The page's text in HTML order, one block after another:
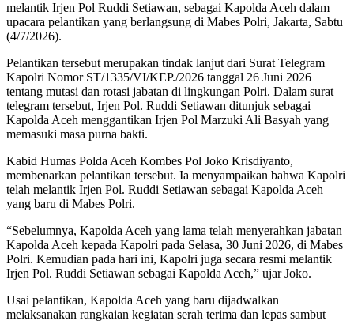
melantik Irjen Pol Ruddi Setiawan, sebagai Kapolda Aceh dalam
upacara pelantikan yang berlangsung di Mabes Polri, Jakarta, Sabtu
(4/7/2026).
Pelantikan tersebut merupakan tindak lanjut dari Surat Telegram
Kapolri Nomor ST/1335/VI/KEP./2026 tanggal 26 Juni 2026
tentang mutasi dan rotasi jabatan di lingkungan Polri. Dalam surat
telegram tersebut, Irjen Pol. Ruddi Setiawan ditunjuk sebagai
Kapolda Aceh menggantikan Irjen Pol Marzuki Ali Basyah yang
memasuki masa purna bakti.
Kabid Humas Polda Aceh Kombes Pol Joko Krisdiyanto,
membenarkan pelantikan tersebut. Ia menyampaikan bahwa Kapolri
telah melantik Irjen Pol. Ruddi Setiawan sebagai Kapolda Aceh
yang baru di Mabes Polri.
“Sebelumnya, Kapolda Aceh yang lama telah menyerahkan jabatan
Kapolda Aceh kepada Kapolri pada Selasa, 30 Juni 2026, di Mabes
Polri. Kemudian pada hari ini, Kapolri juga secara resmi melantik
Irjen Pol. Ruddi Setiawan sebagai Kapolda Aceh,” ujar Joko.
Usai pelantikan, Kapolda Aceh yang baru dijadwalkan
melaksanakan rangkaian kegiatan serah terima dan lepas sambut